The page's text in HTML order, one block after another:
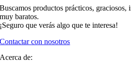
Buscamos productos prácticos, graciosos,
muy baratos.
¡Seguro que verás algo que te interesa!
Contactar con nosotros
Acerca de: